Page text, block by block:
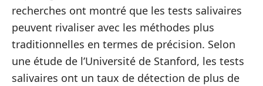
recherches ont montré que les tests salivaires
peuvent rivaliser avec les méthodes plus
traditionnelles en termes de précision. Selon
une étude de l’Université de Stanford, les tests
salivaires ont un taux de détection de plus de